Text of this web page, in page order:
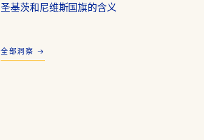
圣基茨和尼维斯国旗的含义
全部洞察 →